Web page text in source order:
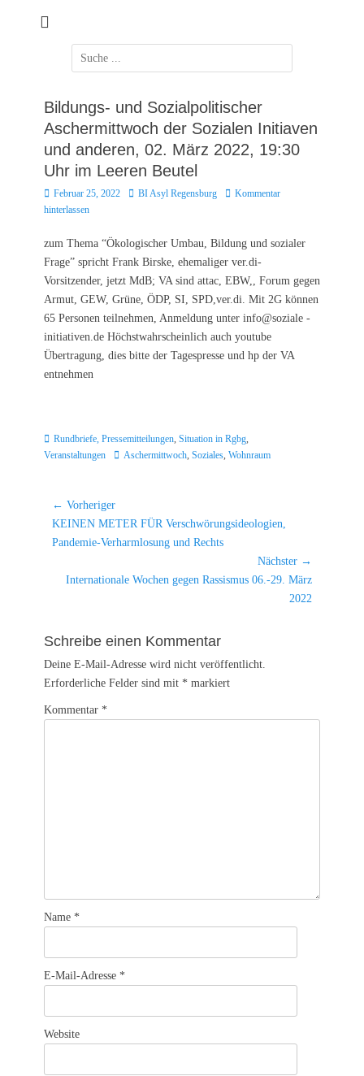
Suchen
nach:
Bildungs- und Sozialpolitischer
Aschermittwoch der Sozialen Initiaven
und anderen, 02. März 2022, 19:30
Uhr im Leeren Beutel
Posted
on
Februar 25, 2022 AutorBI Asyl Regensburg
Kommentar
hinterlassen
zum Thema “Ökologischer Umbau, Bildung und sozialer
Frage” spricht Frank Birske, ehemaliger ver.di-
Vorsitzender, jetzt MdB; VA sind attac, EBW,, Forum gegen
Armut, GEW, Grüne, ÖDP, SI, SPD,ver.di. Mit 2G können
65 Personen teilnehmen, Anmeldung unter info@soziale -
initiativen.de Höchstwahrscheinlich auch youtube
Übertragung, dies bitte der Tagespresse und hp der VA
entnehmen
Kategorien
Rundbriefe, Pressemitteilungen Situation in Rgbg
Veranstaltungen
Schlagworte
Aschermittwoch Soziales Wohnraum
Beitragsnavigation
← Vorheriger
Vorheriger
Beitrag:
KEINEN METER FÜR Verschwörungsideologien,
Pandemie-Verharmlosung und Rechts
Nächster →
Nächster
Internationale Wochen gegen Rassismus 06.-29. März
2022
Schreibe einen Kommentar
Deine E-Mail-Adresse wird nicht veröffentlicht.
Erforderliche Felder sind mit * markiert
Kommentar *
Name *
E-Mail-Adresse *
Website